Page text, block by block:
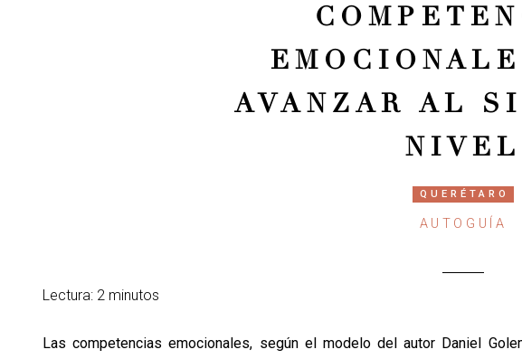
AVANZAR AL
NIVEL
QUERÉTARO
AUTOGUÍA
Lectura: 2 minutos
Las competencias emocionales, según el modelo del autor Daniel